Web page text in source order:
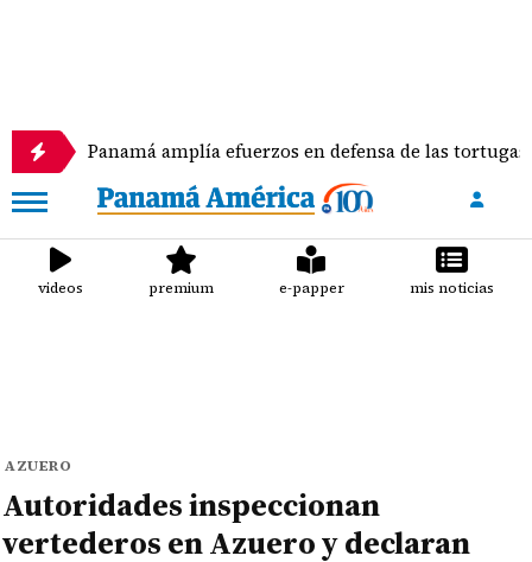
amplía efuerzos en defensa de las tortugas marinas
videos premium e-papper mis noticias
AZUERO
Autoridades inspeccionan
vertederos en Azuero y declaran